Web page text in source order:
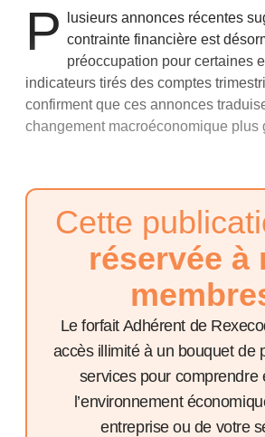
P
lusieurs annonces récentes
contrainte financière est
préoccupation pour certaines
indicateurs tirés des comptes
confirment que ces annonces
changement macroéconomique plus
Cette
réservée à
Le forfait Adhérent de
accès illimité à un bouquet de
services pour comprendre
l’environnement
entreprise ou de votre